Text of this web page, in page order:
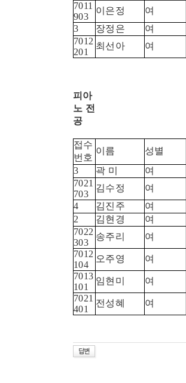
7011
903
이은정 여
3
장정은 여
7012
201
최선아 여
피아
노 전
공
접수
번호
이름 성별
3
곽 미 여
7021
703
김수정 여
4
김진주 여
2
김현경 여
7022
303
송주리 여
7012
104
오주영 여
7013
101
임현미 여
7021
401
전성혜 여